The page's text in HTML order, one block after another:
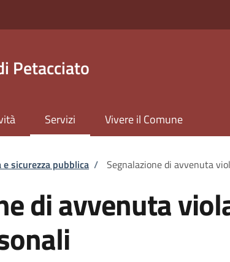
Petacciato
Servizi Vivere il Comune
sicurezza pubblica / Segnalazione di avvenuta
di avvenuta